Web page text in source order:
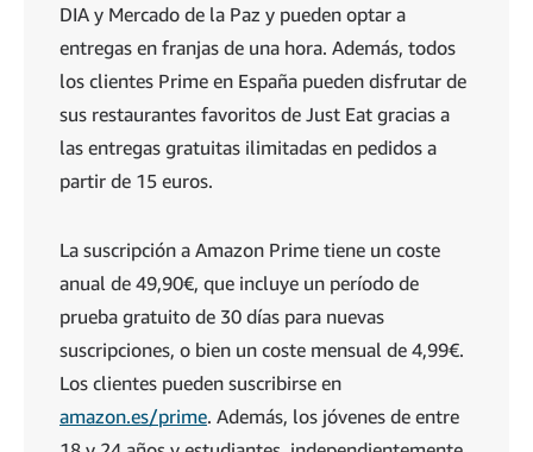
DIA y Mercado de la Paz y pueden optar a
entregas en franjas de una hora. Además, todos
los clientes Prime en España pueden disfrutar de
sus restaurantes favoritos de Just Eat gracias a
las entregas gratuitas ilimitadas en pedidos a
partir de 15 euros.
La suscripción a Amazon Prime tiene un coste
anual de 49,90€, que incluye un período de
prueba gratuito de 30 días para nuevas
suscripciones, o bien un coste mensual de 4,99€.
Los clientes pueden suscribirse en
amazon.es/prime. Además, los jóvenes de entre